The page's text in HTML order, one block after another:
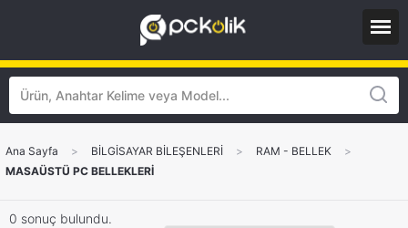
Ana Sayfa > BİLGİSAYAR BİLEŞENLERİ > RAM - BELLEK
>
MASAÜSTÜ PC BELLEKLERİ
0 sonuç bulundu.